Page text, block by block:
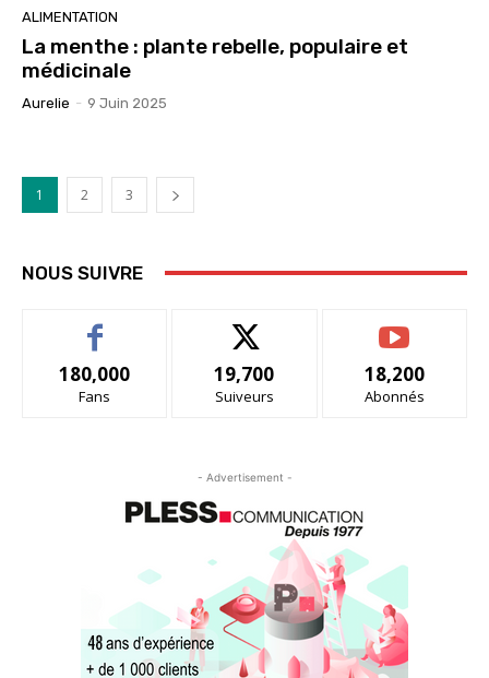
ALIMENTATION
La menthe : plante rebelle, populaire et
médicinale
Aurelie - 9 Juin 2025
1 2 3
NOUS SUIVRE
180,000
Fans
19,700
Suiveurs
18,200
Abonnés
- Advertisement -